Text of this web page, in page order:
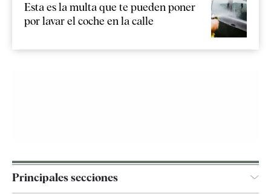
Esta es la multa que te pueden poner
por lavar el coche en la calle
Principales secciones